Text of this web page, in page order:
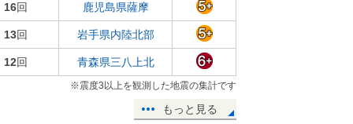
16回 鹿児島県薩摩
13回 岩手県内陸北部
12回 青森県三八上北
※震度3以上を観測した地震の集計です
もっと見る